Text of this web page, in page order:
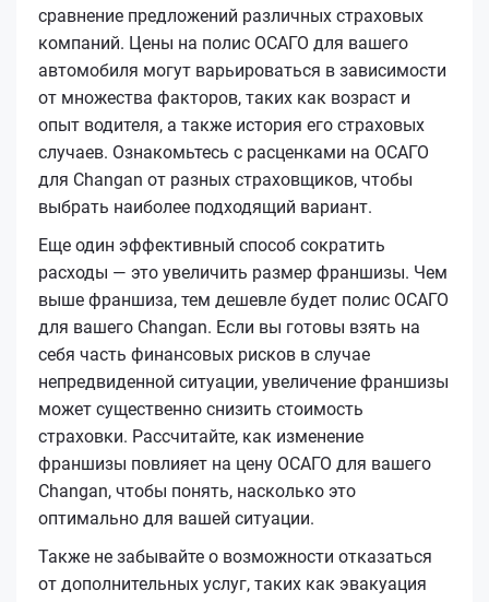
сравнение предложений различных страховых
компаний. Цены на полис ОСАГО для вашего
автомобиля могут варьироваться в зависимости
от множества факторов, таких как возраст и
опыт водителя, а также история его страховых
случаев. Ознакомьтесь с расценками на ОСАГО
для Changan от разных страховщиков, чтобы
выбрать наиболее подходящий вариант.
Еще один эффективный способ сократить
расходы — это увеличить размер франшизы. Чем
выше франшиза, тем дешевле будет полис ОСАГО
для вашего Changan. Если вы готовы взять на
себя часть финансовых рисков в случае
непредвиденной ситуации, увеличение франшизы
может существенно снизить стоимость
страховки. Рассчитайте, как изменение
франшизы повлияет на цену ОСАГО для вашего
Changan, чтобы понять, насколько это
оптимально для вашей ситуации.
Также не забывайте о возможности отказаться
от дополнительных услуг, таких как эвакуация